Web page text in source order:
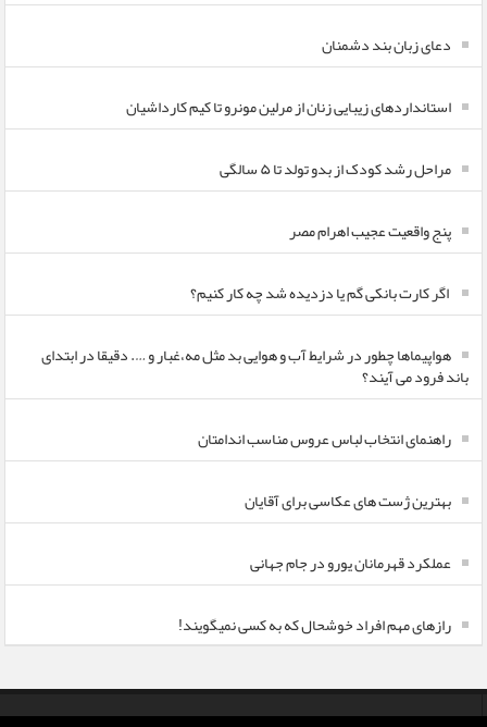
دعای زبان بند دشمنان
استانداردهای زیبایی زنان از مرلین مونرو تا کیم کارداشیان
مراحل رشد کودک از بدو تولد تا ۵ سالگی
پنج واقعیت عجیب اهرام مصر
اگر کارت بانکی گم یا دزدیده شد چه کار کنیم؟
هواپیماها چطور در شرایط آب و هوایی بد مثل مه،غبار و …. دقیقا در ابتدای
باند فرود می آیند؟
راهنمای انتخاب لباس عروس مناسب اندامتان
بهترین ژست های عکاسی برای آقایان
عملکرد قهرمانان یورو در جام جهانی
رازهای مهم افراد خوشحال که به کسی نمیگویند!